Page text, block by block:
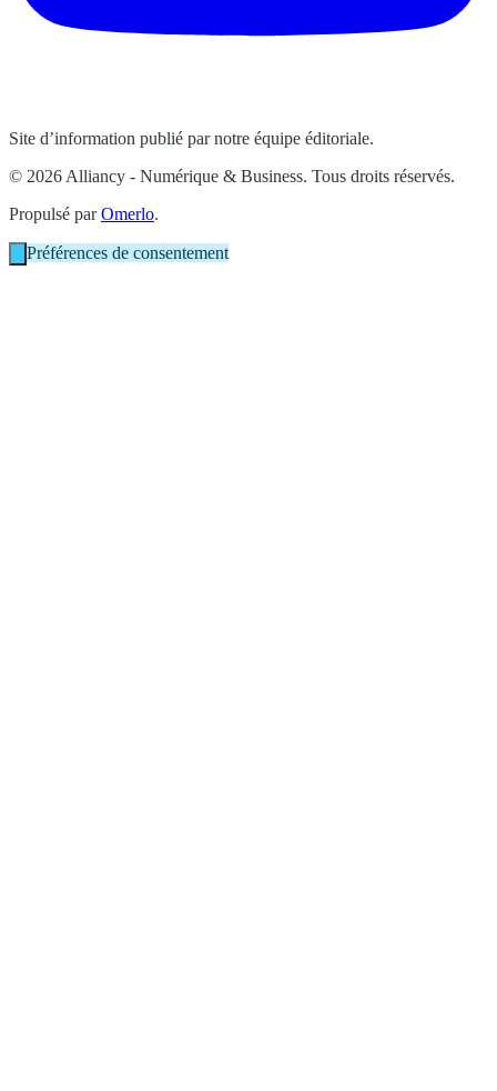
Site d’information publié par notre équipe éditoriale.
© 2026 Alliancy - Numérique & Business. Tous droits réservés.
Propulsé parOmerlo.
Préférences de consentement